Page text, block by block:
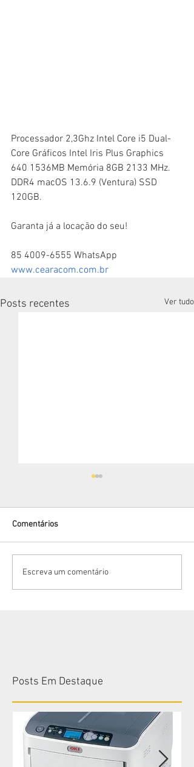
Processador 2,3Ghz Intel Core i5 Dual-
Core Gráficos Intel Iris Plus Graphics
640 1536MB Memória 8GB 2133 MHz.
DDR4 macOS 13.6.9 (Ventura) SSD
120GB.
Garanta já a locação do seu!
85 4009-6555 WhatsApp
www.cearacom.com.br
Posts recentes Ver tudo
Vantagens em alugar com a
Cearacom!
Comentários
Escreva um comentário
Posts Em Destaque